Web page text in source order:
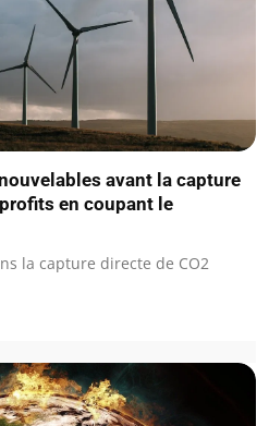
avant la capture
en coupant le
la capture directe de CO2